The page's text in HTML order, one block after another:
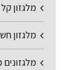
מלגזון
מלגזון